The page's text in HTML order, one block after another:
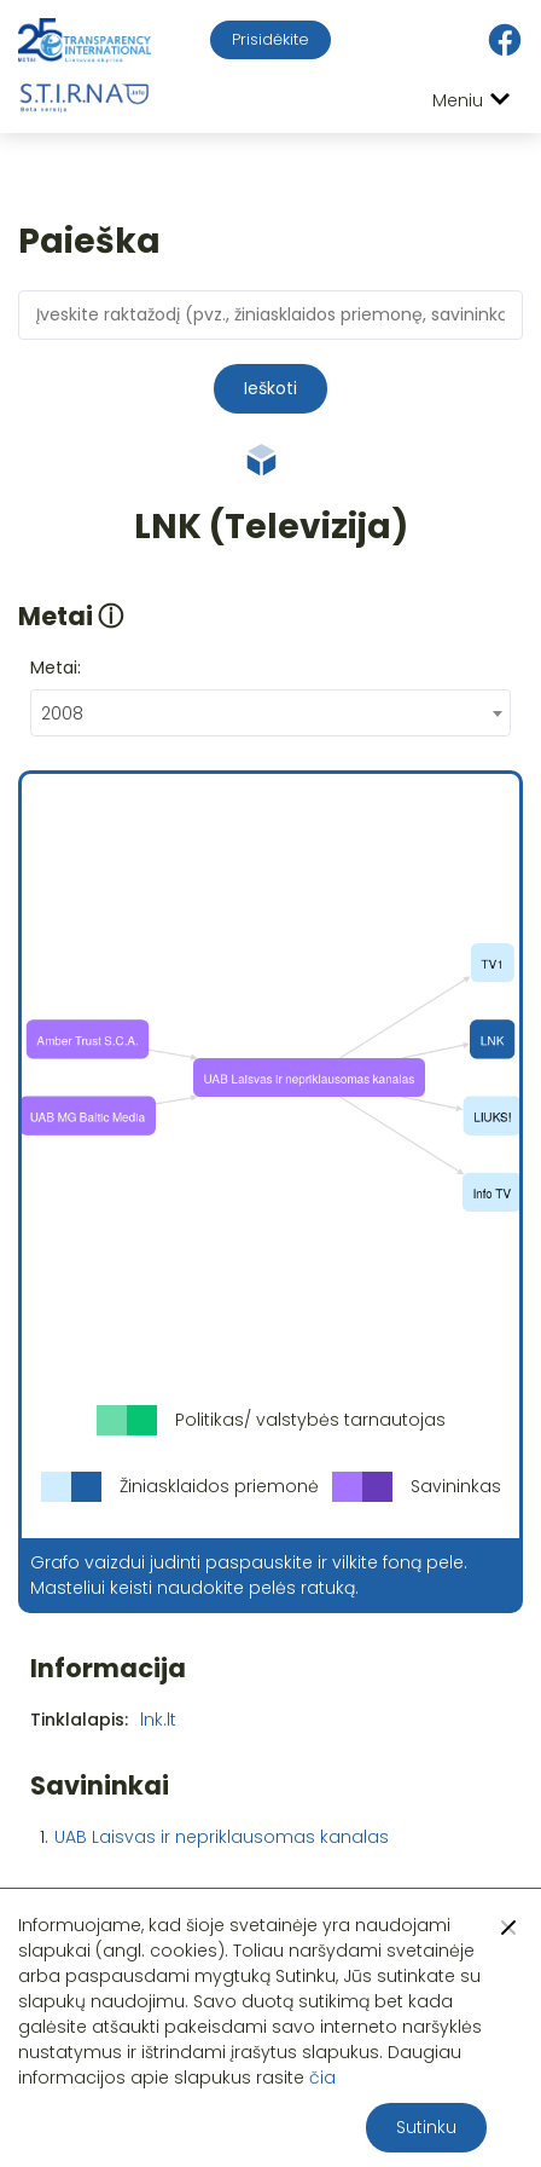
Prisidėkite
Meniu
Paieška
Ieškoti
LNK (Televizija)
Metaiⓘ
Metai:
2008
Politikas/ valstybės tarnautojas
Žiniasklaidos priemonė Savininkas
Grafo vaizdui judinti paspauskite ir vilkite foną pele.
Masteliui keisti naudokite pelės ratuką.
Informacija
Tinklalapis: lnk.lt
Savininkai
1. UAB Laisvas ir nepriklausomas kanalas
Pastebėjote klaidą?
Informuojame, kad šioje svetainėje yra naudojami
slapukai (angl. cookies). Toliau naršydami svetainėje
arba paspausdami mygtuką Sutinku, Jūs sutinkate su
slapukų naudojimu. Savo duotą sutikimą bet kada
galėsite atšaukti pakeisdami savo interneto naršyklės
nustatymus ir ištrindami įrašytus slapukus. Daugiau
informacijos apie slapukus rasite čia
Sutinku